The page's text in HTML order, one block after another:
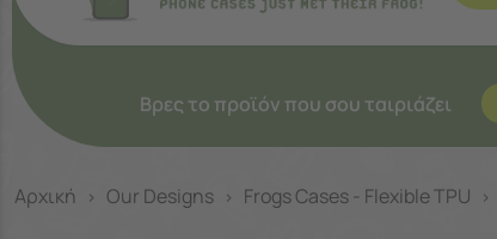
Βρες το προϊόν που σου ταιριάζει
Αρχική > Our Designs > Frogs Cases - Flexible TPU >